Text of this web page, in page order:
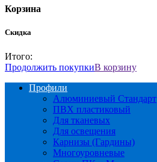
Корзина
Скидка
Итого:
Продолжить покупкиВ корзину
Профили
Алюминиевый Стандарт
ПВХ пластиковый
Для тканевых
Для освещения
Карнизы (Гардины)
Многоуровневые